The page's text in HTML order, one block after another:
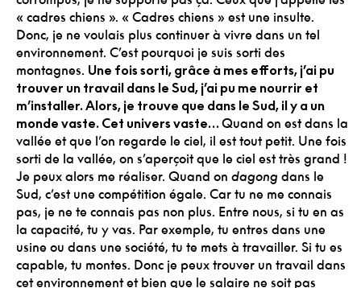
« cadres chiens ». « Cadres chiens » est une insulte.
Donc, je ne voulais plus continuer à vivre dans un tel
environnement. C’est pourquoi je suis sorti des
montagnes. Une fois sorti, grâce à mes efforts, j’ai pu
trouver un travail dans le Sud, j’ai pu me nourrir et
m’installer. Alors, je trouve que dans le Sud, il y a un
monde vaste. Cet univers vaste…Quand on est dans la
vallée et que l’on regarde le ciel, il est tout petit. Une fois
sorti de la vallée, on s’aperçoit que le ciel est très grand !
Je peux alors me réaliser. Quand on dagong dans le
Sud, c’est une compétition égale. Car tu ne me connais
pas, je ne te connais pas non plus. Entre nous, si tu en as
la capacité, tu y vas. Par exemple, tu entres dans une
usine ou dans une société, tu te mets à travailler. Si tu es
capable, tu montes. Donc je peux trouver un travail dans
cet environnement et bien que le salaire ne soit pas